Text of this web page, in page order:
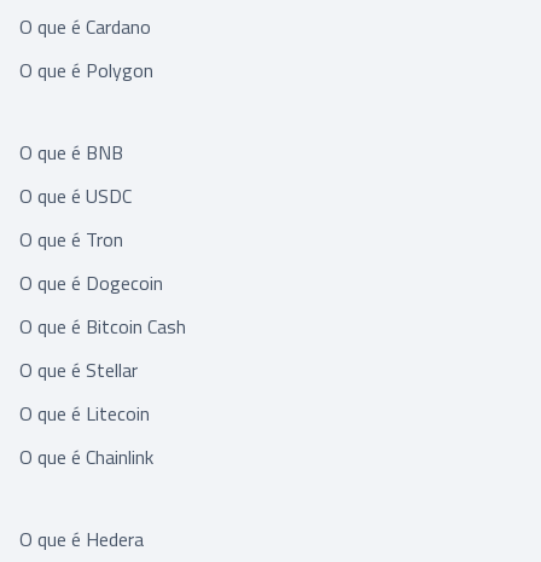
O que é Cardano
O que é Polygon
O que é BNB
O que é USDC
O que é Tron
O que é Dogecoin
O que é Bitcoin Cash
O que é Stellar
O que é Litecoin
O que é Chainlink
O que é Hedera